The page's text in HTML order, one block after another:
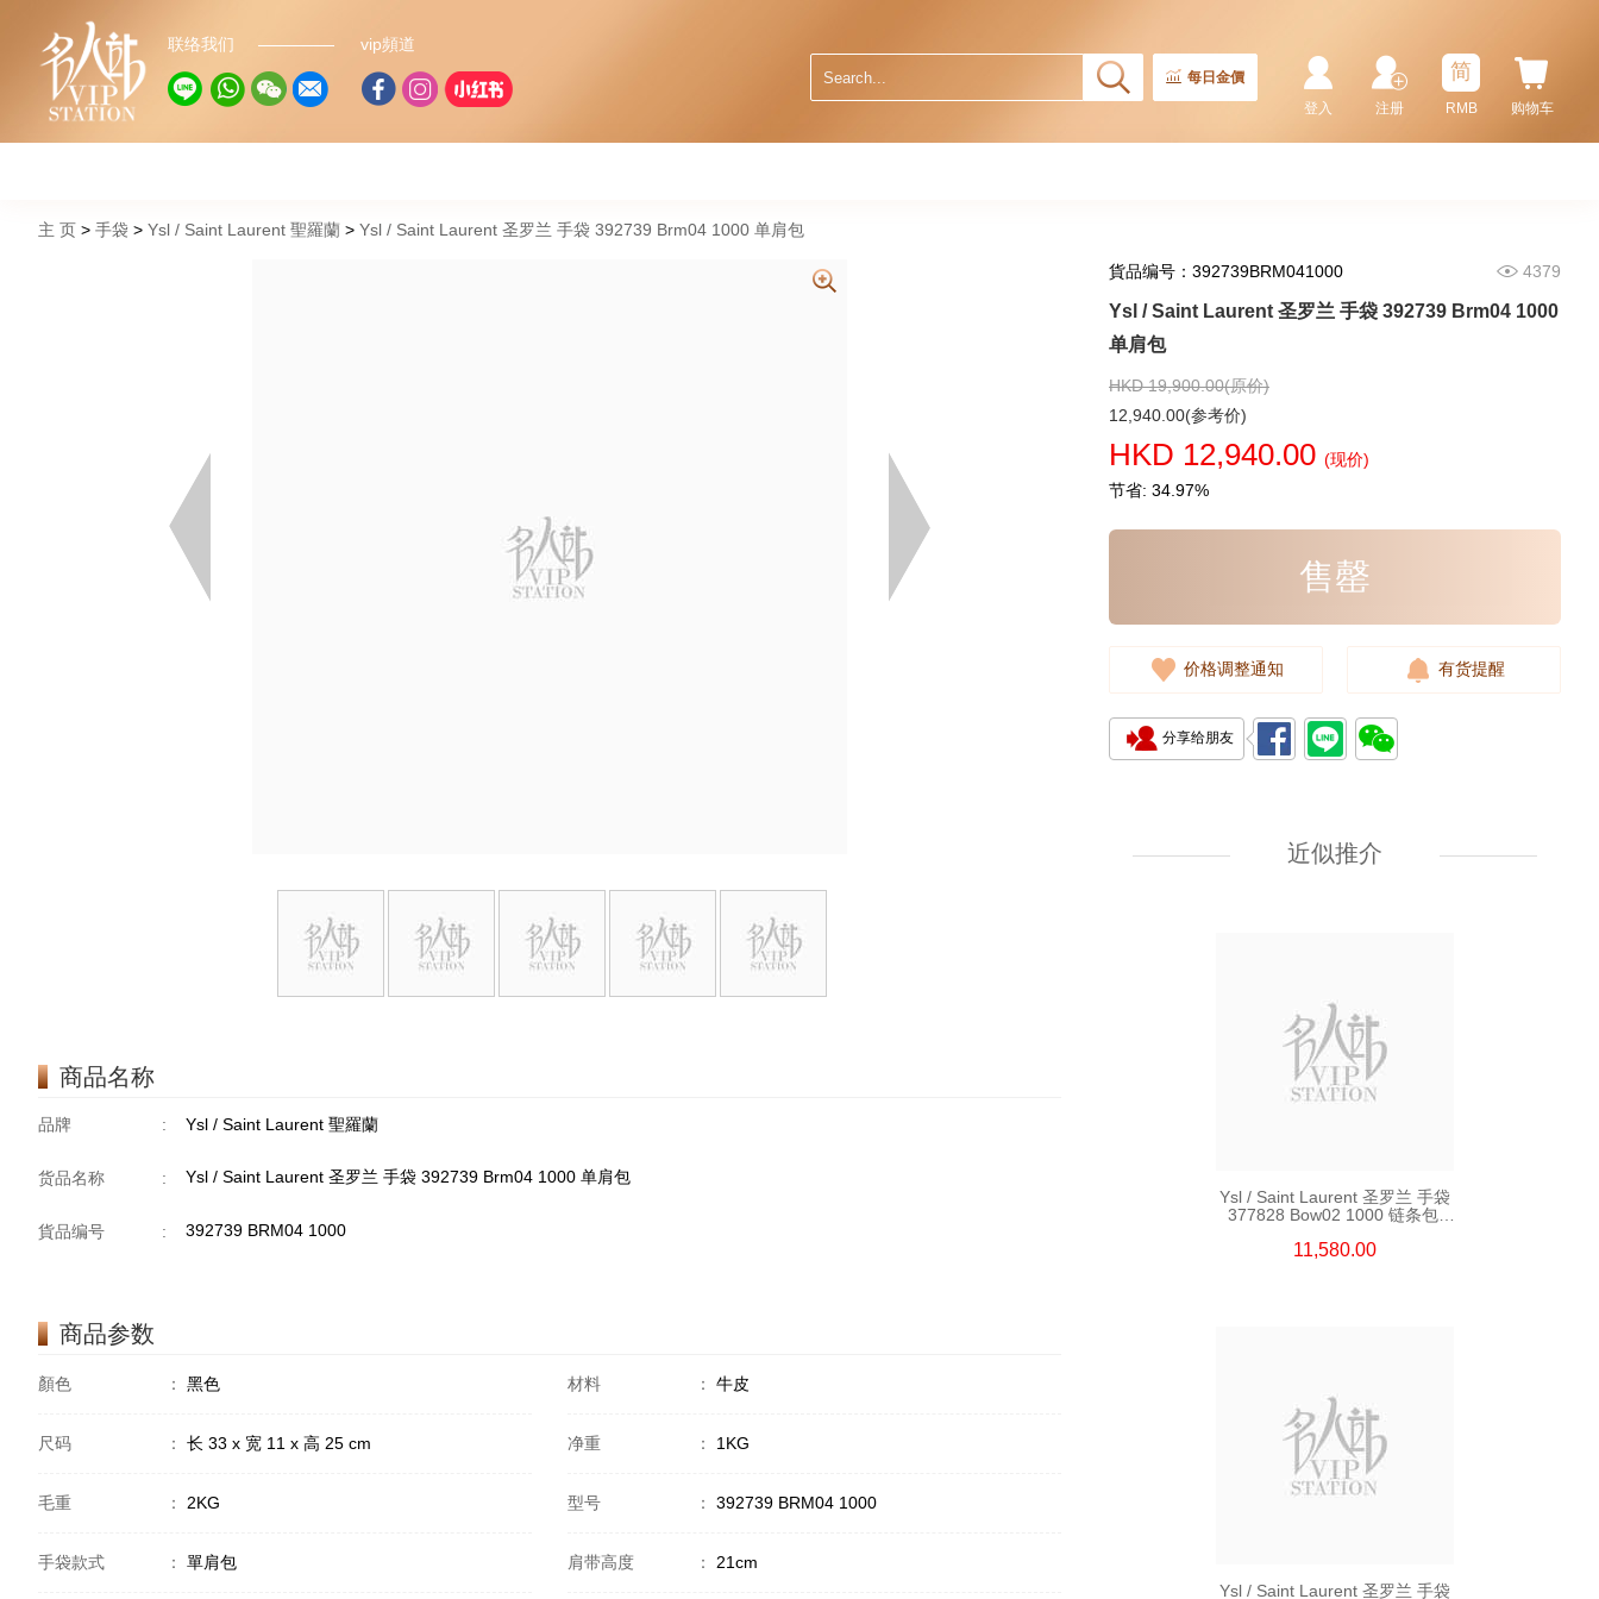
联络我们 vip頻道
每日金價
购物车
简
RMB
注册
登入
主 页 手袋 Ysl / Saint Laurent 聖羅蘭 Ysl / Saint Laurent 圣罗兰 手袋 392739 Brm04 1000 单肩包
商品名称
品牌 : Ysl / Saint Laurent 聖羅蘭
货品名称 : Ysl / Saint Laurent 圣罗兰 手袋 392739 Brm04 1000 单肩包
貨品编号 : 392739 BRM04 1000
商品参数
顏色 ： 黑色 材料 ： 牛皮
尺码 ： 长 33 x 宽 11 x 高 25 cm 净重 ： 1KG
毛重 ： 2KG 型号 ： 392739 BRM04 1000
手袋款式 ： 單肩包 肩带高度 ： 21cm
貨品编号：392739BRM041000 4379
Ysl / Saint Laurent 圣罗兰 手袋 392739 Brm04 1000
单肩包
HKD 19,900.00(原价)
12,940.00(参考价)
HKD 12,940.00 (现价)
节省: 34.97%
售罄
价格调整通知 有货提醒
分享给朋友
近似推介
斜挎包/手提包
10,480.00
Ysl / Saint Laurent 圣罗兰 手袋
Lou Mini 821749 Aaeax 1000
单肩包/斜挎包
13,980.00
斜挎包
10,980.00
Ysl / Saint Laurent 圣罗兰 手袋
377828 Bow02 1000 链条包/
11,580.00
Ysl / Saint Laurent 圣罗兰 手袋